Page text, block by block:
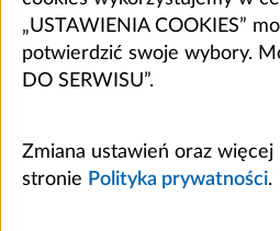
„USTAWIENIA COOKIES”
potwierdzić swoje wybory.
DO SERWISU”.
Zmiana ustawień oraz
stronie Polityka prywatności.